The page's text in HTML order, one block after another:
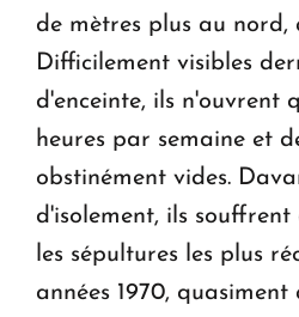
de mètres plus au nord,
Difficilement visibles
d'enceinte, ils n'ouvrent
heures par semaine et
obstinément vides.
d'isolement, ils souffrent
les sépultures les plus
années 1970, quasiment